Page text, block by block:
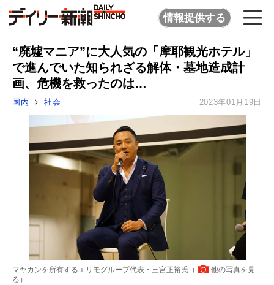
情報提供する
“廃墟マニア”に大人気の「摩耶観光ホテル」
で進んでいた知られざる解体・墓地造成計
画、危機を救ったのは…
国内 社会 2023年01月19日
マヤカンを所有するエリモグループ代表・三宮正裕氏（
他の写真を見
る ）